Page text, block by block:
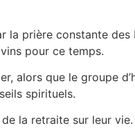
la prière constante
pour ce temps.
alors que le groupe
spirituels.
la retraite sur leur vie.